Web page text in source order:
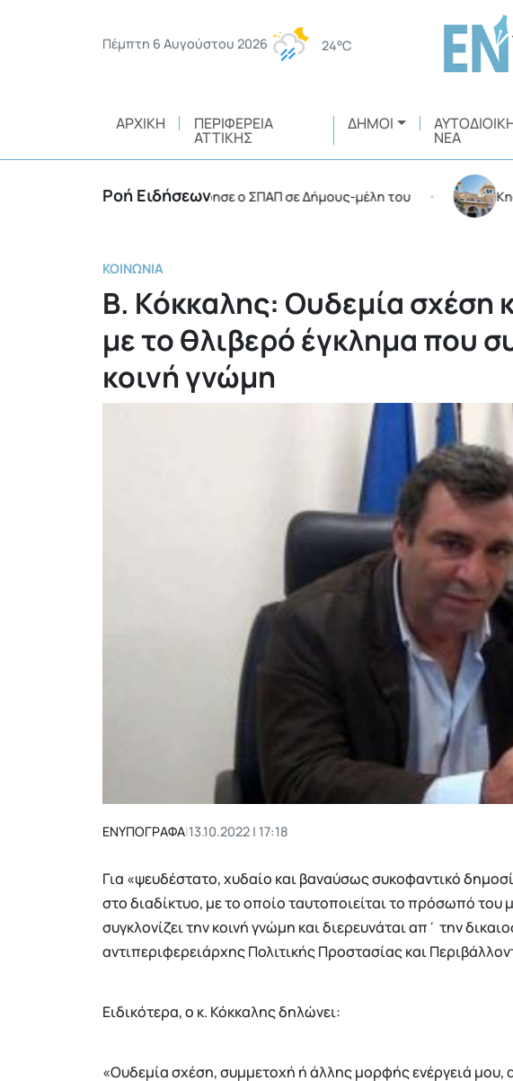
Πέμπτη 6 Αυγούστου 2026 24°C
ΑΡΧΙΚΉ ΠΕΡΙΦΈΡΕΙΑ
ΑΤΤΙΚΉΣ
ΔΉΜΟΙ
ΝΈΑ
Ροή Ειδήσεων
οχήματα 4Χ4 παραχώρησε ο ΣΠΑΠ σε Δήμους-μέλη του •
ΚΟΙΝΩΝΊΑ
Β. Κόκκαλης: Ουδεμία σχέση
με το θλιβερό έγκλημα που
κοινή γνώμη
ΕΝΥΠΟΓΡΑΦΑ|13.10.2022 | 17:18
Για «ψευδέστατο, χυδαίο και βαναύσως συκοφαντικό
στο διαδίκτυο, με το οποίο ταυτοποιείται το πρόσωπό του
συγκλονίζει την κοινή γνώμη και διερευνάται απ΄ την
αντιπεριφερειάρχης Πολιτικής Προστασίας και
Ειδικότερα, ο κ. Κόκκαλης δηλώνει:
«Ουδεμία σχέση, συμμετοχή ή άλλης μορφής ενέργειά